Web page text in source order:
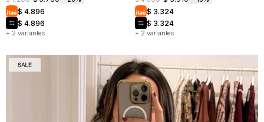
+ 2 variantes
$ 4.896
$ 4.896
+ 2 variantes
$ 3.324
$ 3.324